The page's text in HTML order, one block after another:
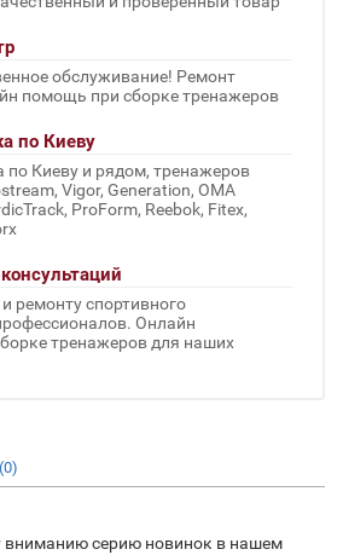
обслуживание! Ремонт
помощь при сборке тренажеров
по Киеву
по Киеву и рядом, тренажеров
Vigor, Generation, OMA
ProForm, Reebok, Fitex,
ремонту спортивного
Онлайн
тренажеров для наших
вниманию серию новинок в нашем